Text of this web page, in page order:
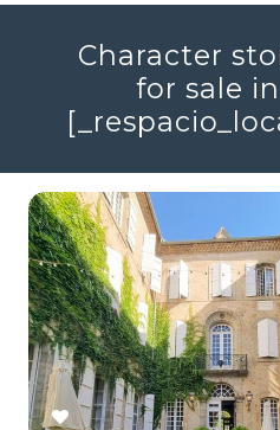
Character
for sale